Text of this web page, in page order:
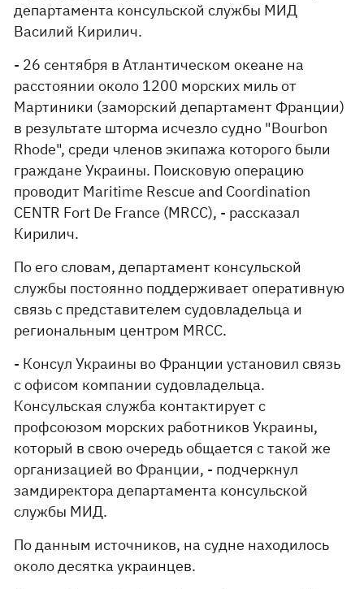
департамента консульской службы МИД
Василий Кирилич.
- 26 сентября в Атлантическом океане на
расстоянии около 1200 морских миль от
Мартиники (заморский департамент Франции)
в результате шторма исчезло судно "Bourbon
Rhode", среди членов экипажа которого были
граждане Украины. Поисковую операцию
проводит Maritime Rescue and Coordination
CENTR Fort De France (MRCC), - рассказал
Кирилич.
По его словам, департамент консульской
службы постоянно поддерживает оперативную
связь с представителем судовладельца и
региональным центром MRCC.
- Консул Украины во Франции установил связь
с офисом компании судовладельца.
Консульская служба контактирует с
профсоюзом морских работников Украины,
который в свою очередь общается с такой же
организацией во Франции, - подчеркнул
замдиректора департамента консульской
службы МИД.
По данным источников, на судне находилось
около десятка украинцев.